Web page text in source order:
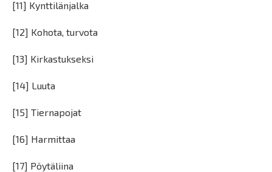
[11] Kynttilänjalka
[12] Kohota, turvota
[13] Kirkastukseksi
[14] Luuta
[15] Tiernapojat
[16] Harmittaa
[17] Pöytäliina